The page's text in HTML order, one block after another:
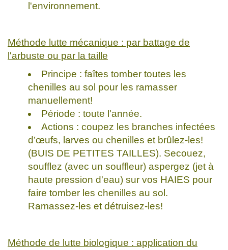
l'environnement.
Méthode lutte mécanique : par battage de
l'arbuste ou par la taille
Principe : faîtes tomber toutes les
chenilles au sol pour les ramasser
manuellement!
Période : toute l'année.
Actions : coupez les branches infectées
d’œufs, larves ou chenilles et brûlez-les!
(BUIS DE PETITES TAILLES). Secouez,
soufflez (avec un souffleur) aspergez (jet à
haute pression d'eau) sur vos HAIES pour
faire tomber les chenilles au sol.
Ramassez-les et détruisez-les!
Méthode de lutte biologique : application du